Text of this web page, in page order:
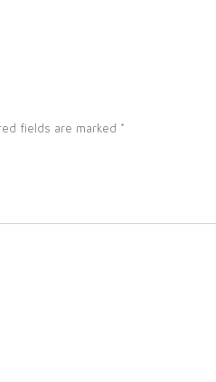
fields are marked *